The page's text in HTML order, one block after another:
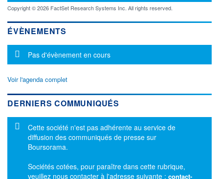
Copyright © 2026 FactSet Research Systems Inc. All rights reserved.
ÉVÈNEMENTS
Message d'information
Pas d'évènement en cours
Voir l'agenda complet
DERNIERS COMMUNIQUÉS
Message d'information
Cette société n'est pas adhérente au service de
diffusion des communiqués de presse sur
Boursorama.
Sociétés cotées, pour paraître dans cette rubrique,
veuillez nous contacter à l'adresse suivante : contact-